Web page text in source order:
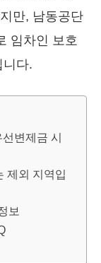
만, 남동공단
임차인 보호
니다.
변제금 시
제외 지역입
보